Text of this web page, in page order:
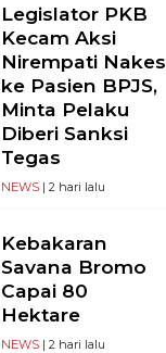
Legislator PKB
Kecam Aksi
Nirempati Nakes
ke Pasien BPJS,
Minta Pelaku
Diberi Sanksi
Tegas
NEWS | 2 hari lalu
Kebakaran
Savana Bromo
Capai 80
Hektare
NEWS | 2 hari lalu